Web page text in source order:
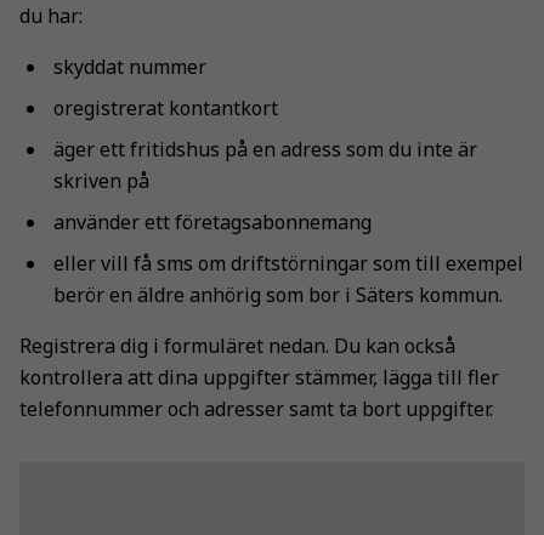
du har:
skyddat nummer
oregistrerat kontantkort
äger ett fritidshus på en adress som du inte är
skriven på
använder ett företagsabonnemang
eller vill få sms om driftstörningar som till exempel
berör en äldre anhörig som bor i Säters kommun.
Registrera dig i formuläret nedan. Du kan också
kontrollera att dina uppgifter stämmer, lägga till fler
telefonnummer och adresser samt ta bort uppgifter.